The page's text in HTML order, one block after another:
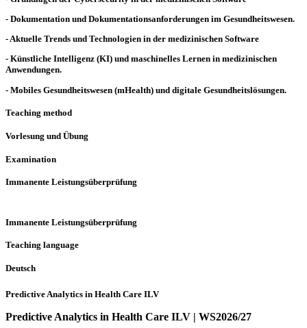
- Dokumentation und Dokumentationsanforderungen im Gesundheitswesen.
- Aktuelle Trends und Technologien in der medizinischen Software
- Künstliche Intelligenz (KI) und maschinelles Lernen in medizinischen
Anwendungen.
- Mobiles Gesundheitswesen (mHealth) und digitale Gesundheitslösungen.
Teaching method
Vorlesung und Übung
Examination
Immanente Leistungsüberprüfung
Immanente Leistungsüberprüfung
Teaching language
Deutsch
Predictive Analytics in Health Care ILV
Predictive Analytics in Health Care ILV | WS2026/27